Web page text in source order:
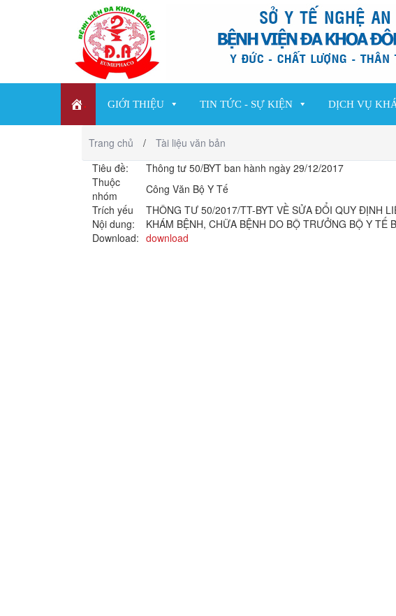
. GIỚI THIỆU TIN TỨC - SỰ KIỆN DỊCH VỤ
Trang chủ /
Tài liệu văn bản
Tiêu đề:
Thông tư 50/BYT ban hành ngày 29/12/2017
Thuộc
nhóm
Công Văn Bộ Y Tế
Trích yếu
Nội dung:
THÔNG TƯ 50/2017/TT-BYT VỀ SỬA ĐỔI QUY ĐỊNH
KHÁM BỆNH, CHỮA BỆNH DO BỘ TRƯỞNG BỘ Y TẾ
Download: download